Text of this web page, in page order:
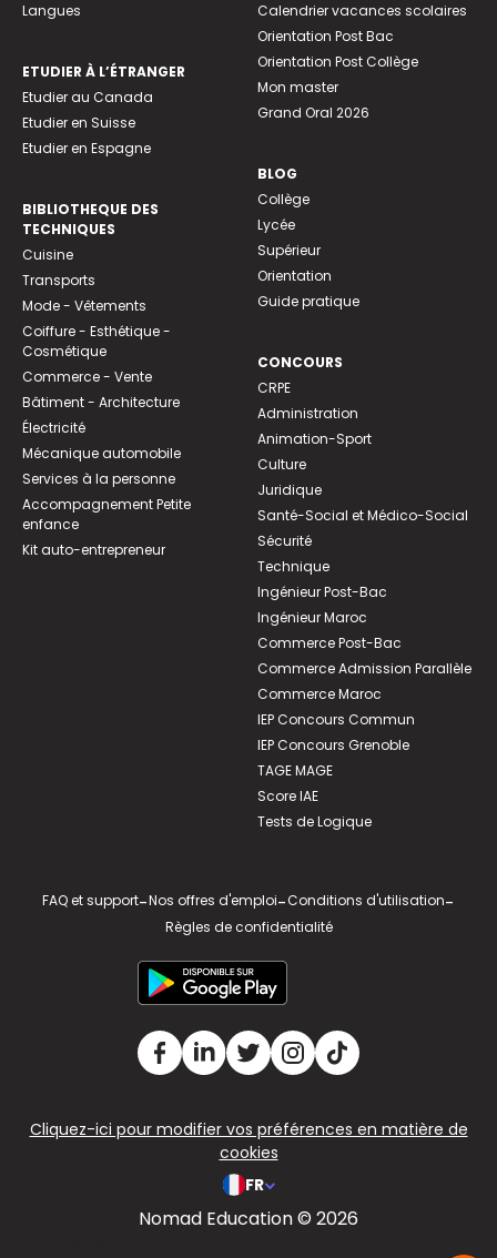
Langues
ETUDIER À L’ÉTRANGER
Etudier au Canada
Etudier en Suisse
Etudier en Espagne
BIBLIOTHEQUE DES
TECHNIQUES
Cuisine
Transports
Mode - Vêtements
Coiffure - Esthétique -
Cosmétique
Commerce - Vente
Bâtiment - Architecture
Électricité
Mécanique automobile
Services à la personne
Accompagnement Petite
enfance
Kit auto-entrepreneur
Calendrier vacances scolaires
Orientation Post Bac
Orientation Post Collège
Mon master
Grand Oral 2026
BLOG
Collège
Lycée
Supérieur
Orientation
Guide pratique
CONCOURS
CRPE
Administration
Animation-Sport
Culture
Juridique
Santé-Social et Médico-Social
Sécurité
Technique
Ingénieur Post-Bac
Ingénieur Maroc
Commerce Post-Bac
Commerce Admission Parallèle
Commerce Maroc
IEP Concours Commun
IEP Concours Grenoble
TAGE MAGE
Score IAE
Tests de Logique
FAQ et support-Nos offres d'emploi-Conditions d'utilisation-
Règles de confidentialité
Cliquez-ici pour modifier vos préférences en matière de
cookies
FR
Nomad Education © 2026